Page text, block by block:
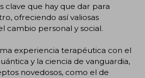
clave que hay que dar para
ofreciendo así valiosas
cambio personal y social.
experiencia terapéutica con el
y la ciencia de vanguardia,
novedosos, como el de